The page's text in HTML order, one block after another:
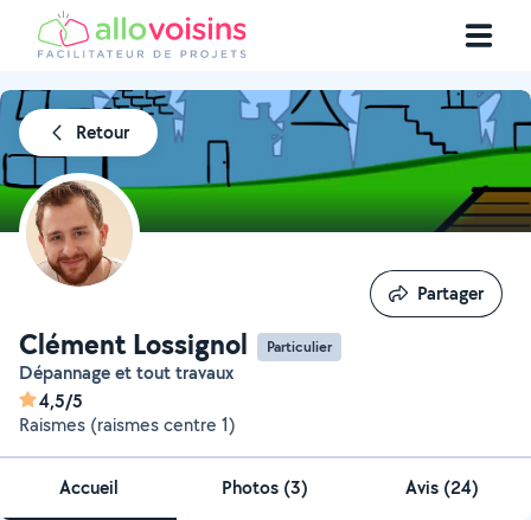
Retour
Clément Lossignol Particulier
Dépannage et tout travaux
4,5/5
Raismes (raismes centre 1)
Partager
Partager
Accueil Photos (3) Avis (24)